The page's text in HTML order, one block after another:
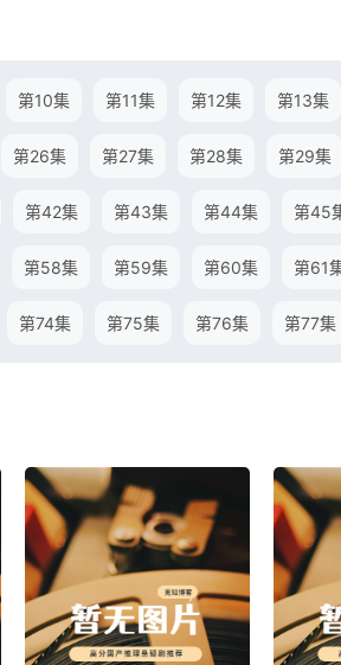
第10集 第11集 第12集 第13集
第26集 第27集 第28集 第29集
第42集 第43集 第44集 第45
第58集 第59集 第60集 第61
第74集 第75集 第76集 第77集